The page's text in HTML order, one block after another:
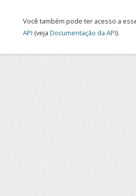
Você também pode ter acesso a
API (veja Documentação da API).